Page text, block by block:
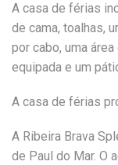
A casa de férias
de cama, toalhas,
por cabo, uma
equipada e um
A casa de férias
A Ribeira Brava
de Paul do Mar. O